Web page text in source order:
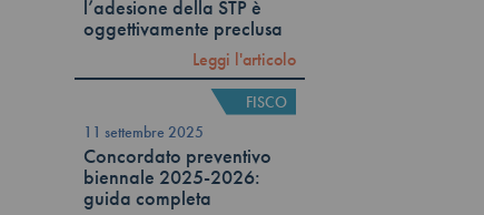
l’adesione della STP è
oggettivamente preclusa
Leggi l'articolo
FISCO
11 settembre 2025
Concordato preventivo
biennale 2025-2026:
guida completa